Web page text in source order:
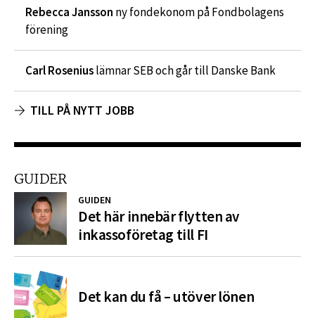
Rebecca Jansson ny fondekonom på Fondbolagens
förening
Carl Roseniuslämnar SEB och går till Danske Bank
TILL PÅ NYTT JOBB
GUIDER
GUIDEN
Det här innebär flytten av
inkassoföretag till FI
Det kan du få – utöver lönen